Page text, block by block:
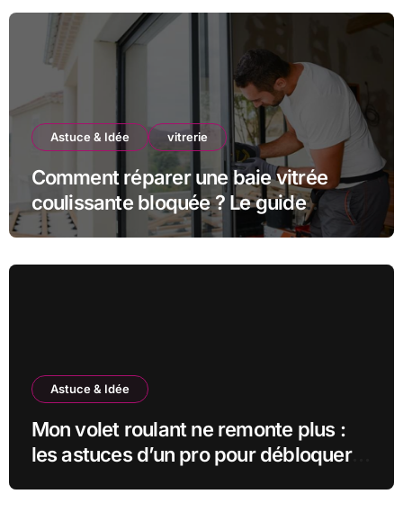
Astuce & Idée vitrerie
Comment réparer une baie vitrée
coulissante bloquée ? Le guide
complet
Astuce & Idée
Mon volet roulant ne remonte plus :
les astuces d’un pro pour débloquer